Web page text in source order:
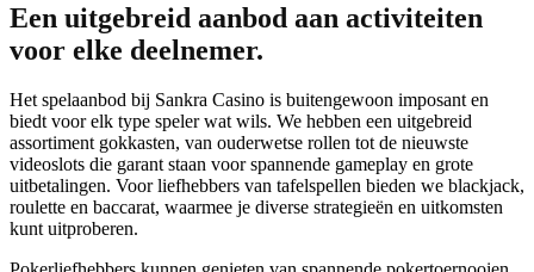
Een uitgebreid aanbod aan activiteiten
voor elke deelnemer.
Het spelaanbod bij Sankra Casino is buitengewoon imposant en
biedt voor elk type speler wat wils. We hebben een uitgebreid
assortiment gokkasten, van ouderwetse rollen tot de nieuwste
videoslots die garant staan voor spannende gameplay en grote
uitbetalingen. Voor liefhebbers van tafelspellen bieden we blackjack,
roulette en baccarat, waarmee je diverse strategieën en uitkomsten
kunt uitproberen.